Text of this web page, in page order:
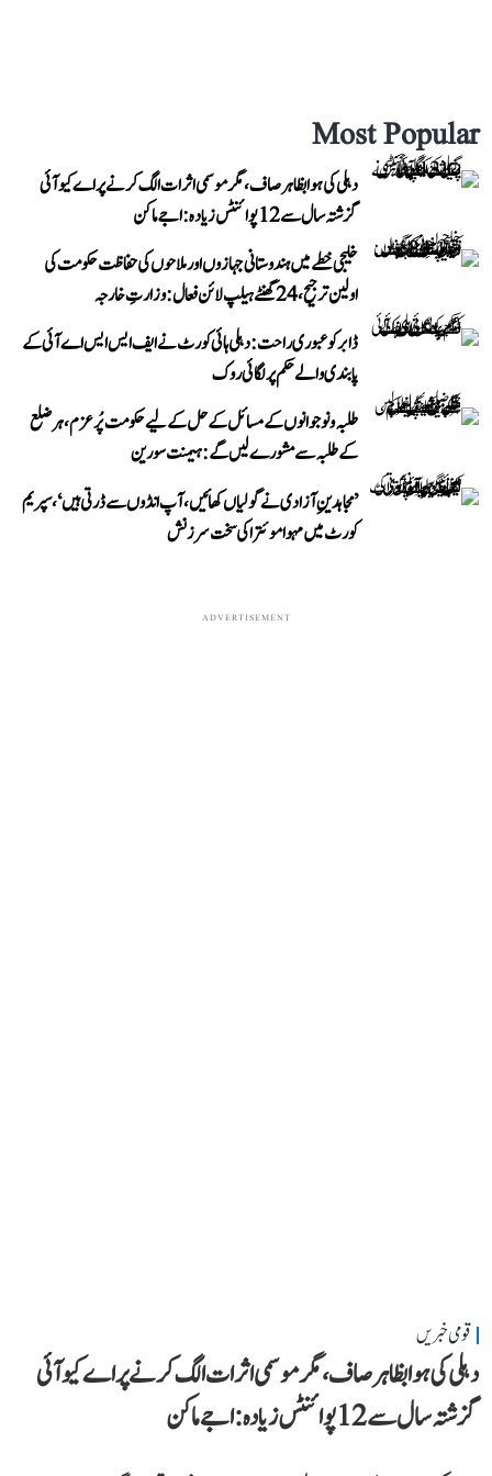
Most Popular
دہلی کی ہوا بظاہر صاف، مگر موسمی اثرات الگ کرنے پر اے کیو آئی
گزشتہ سال سے 12 پوائنٹس زیادہ: اجے ماکن
خلیجی خطے میں ہندوستانی جہازوں اور ملاحوں کی حفاظت حکومت کی
اولین ترجیح، 24 گھنٹے ہیلپ لائن فعال: وزارتِ خارجہ
ڈابر کو عبوری راحت: دہلی ہائی کورٹ نے ایف ایس ایس اے آئی کے
پابندی والے حکم پر لگائی روک
طلبہ و نوجوانوں کے مسائل کے حل کے لیے حکومت پُرعزم، ہر ضلع
کے طلبہ سے مشورے لیں گے: ہیمنت سورین
’مجاہدینِ آزادی نے گولیاں کھائیں، آپ انڈوں سے ڈرتی ہیں‘، سپریم
کورٹ میں مہوا موئترا کی سخت سرزنش
ADVERTISEMENT
قومی خبریں
دہلی کی ہوا بظاہر صاف، مگر موسمی اثرات الگ کرنے پر اے کیو آئی
گزشتہ سال سے 12 پوائنٹس زیادہ: اجے ماکن